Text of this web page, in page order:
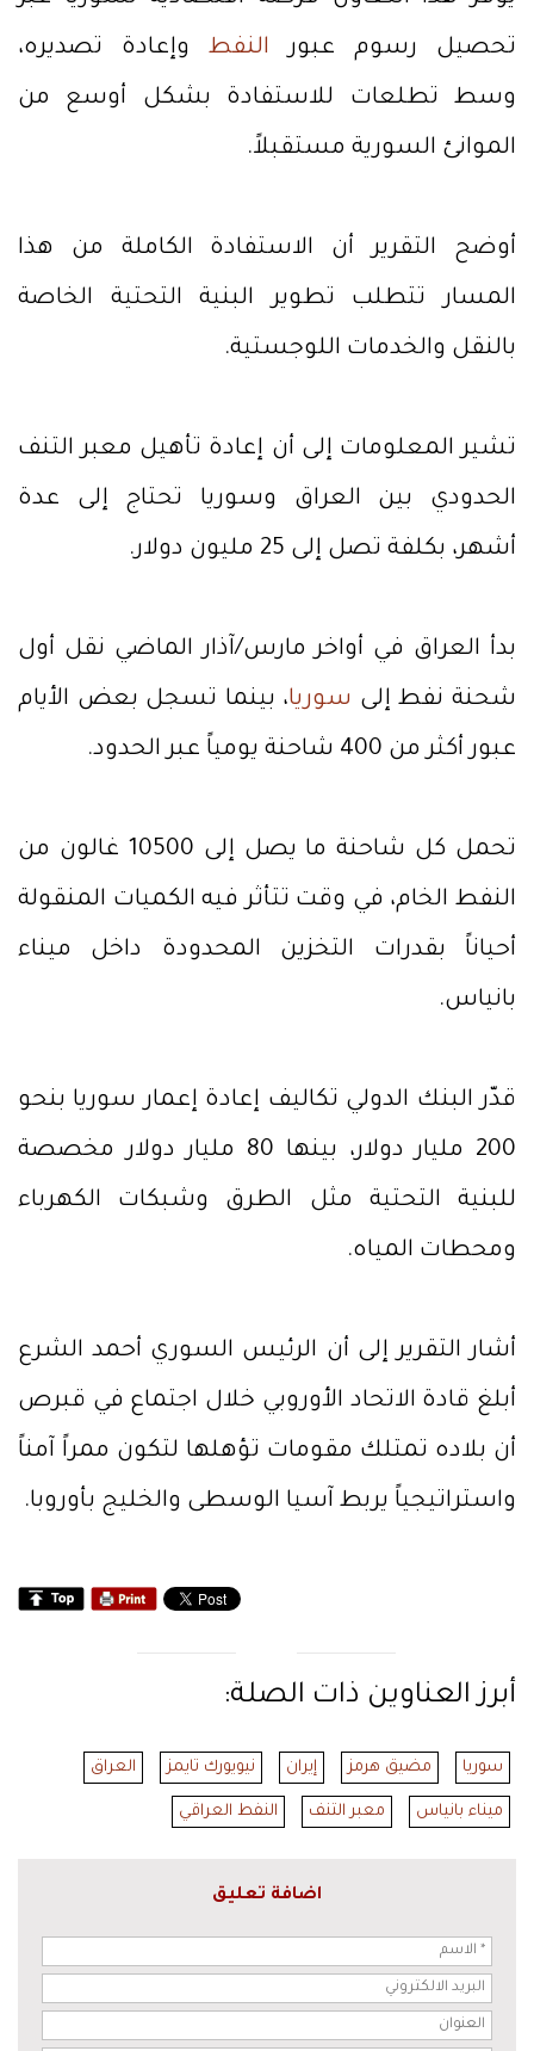
تحصيل رسوم عبور النفط وإعادة تصديره،
وسط تطلعات للاستفادة بشكل أوسع من
الموانئ السورية مستقبلاً.
أوضح التقرير أن الاستفادة الكاملة من هذا
المسار تتطلب تطوير البنية التحتية الخاصة
بالنقل والخدمات اللوجستية.
تشير المعلومات إلى أن إعادة تأهيل معبر التنف
الحدودي بين العراق وسوريا تحتاج إلى عدة
أشهر، بكلفة تصل إلى 25 مليون دولار.
بدأ العراق في أواخر مارس/آذار الماضي نقل أول
شحنة نفط إلى سوريا، بينما تسجل بعض الأيام
عبور أكثر من 400 شاحنة يومياً عبر الحدود.
تحمل كل شاحنة ما يصل إلى 10500 غالون من
النفط الخام، في وقت تتأثر فيه الكميات المنقولة
أحياناً بقدرات التخزين المحدودة داخل ميناء
بانياس.
قدّر البنك الدولي تكاليف إعادة إعمار سوريا بنحو
200 مليار دولار، بينها 80 مليار دولار مخصصة
للبنية التحتية مثل الطرق وشبكات الكهرباء
ومحطات المياه.
أشار التقرير إلى أن الرئيس السوري أحمد الشرع
أبلغ قادة الاتحاد الأوروبي خلال اجتماع في قبرص
أن بلاده تمتلك مقومات تؤهلها لتكون ممراً آمناً
واستراتيجياً يربط آسيا الوسطى والخليج بأوروبا.
أبرز العناوين ذات الصلة:
سوريا مضيق هرمز إيران نيويورك تايمز العراق
ميناء بانياس معبر التنف النفط العراقي
اضافة تعليق